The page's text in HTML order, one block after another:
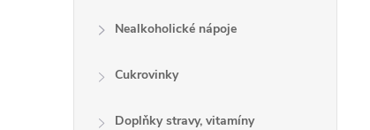
Nealkoholické nápoje
Cukrovinky
Doplňky stravy, vitamíny